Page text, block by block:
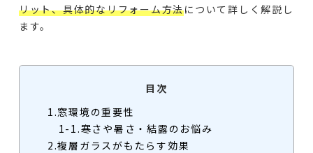
リット、具体的なリフォーム方法について詳しく解説し
ます。
目次
1.窓環境の重要性
1-1.寒さや暑さ・結露のお悩み
2.複層ガラスがもたらす効果